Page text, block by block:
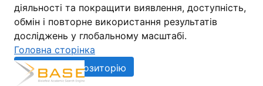
діяльності та покращити виявлення, доступність,
обмін і повторне використання результатів
досліджень у глобальному масштабі.
Головна сторінка
Сторінка репозиторію